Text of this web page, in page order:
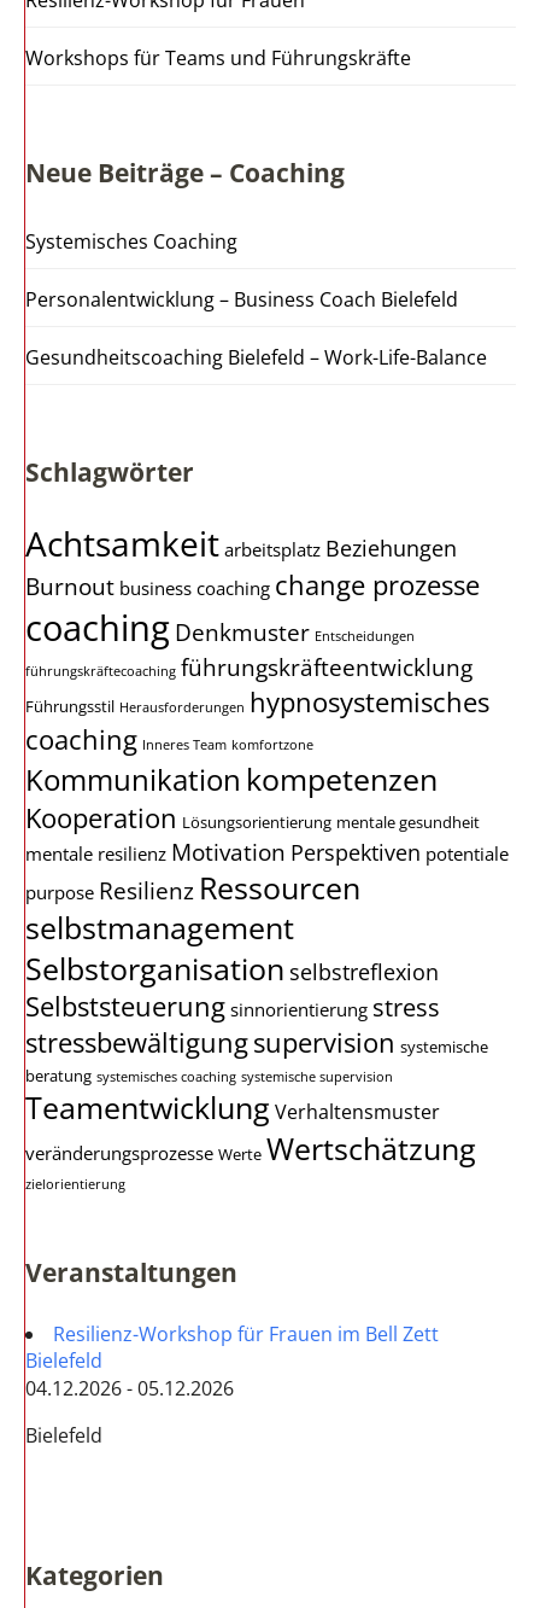
Workshops für Teams und Führungskräfte
Neue Beiträge – Coaching
Systemisches Coaching
Personalentwicklung – Business Coach Bielefeld
Gesundheitscoaching Bielefeld – Work-Life-Balance
Schlagwörter
Achtsamkeit arbeitsplatz Beziehungen
Burnout business coaching change prozesse
coachingDenkmuster Entscheidungen
führungskräftecoaching führungskräfteentwicklung
Führungsstil Herausforderungen hypnosystemisches
coaching Inneres Team komfortzone
Kommunikation kompetenzen
Kooperation Lösungsorientierung mentale gesundheit
mentale resilienz Motivation Perspektiven potentiale
purpose Resilienz Ressourcen
selbstmanagement
Selbstorganisation selbstreflexion
Selbststeuerung sinnorientierung stress
stressbewältigungsupervision systemische
beratung systemisches coaching systemische supervision
Teamentwicklung Verhaltensmuster
veränderungsprozesse Werte Wertschätzung
zielorientierung
Veranstaltungen
Resilienz-Workshop für Frauen im Bell Zett
Bielefeld
04.12.2026 - 05.12.2026
Bielefeld
Kategorien